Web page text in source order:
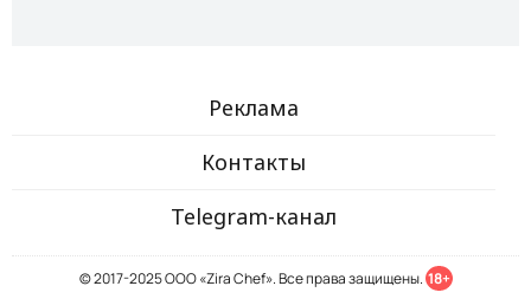
Реклама
Контакты
Telegram-канал
© 2017-2025 ООО «Zira Chef». Все права защищены. 18+